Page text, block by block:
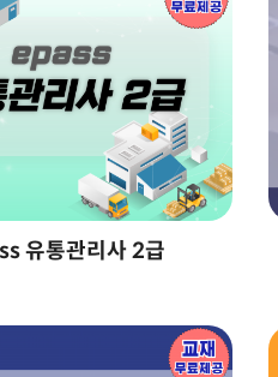
유통관리사 2급